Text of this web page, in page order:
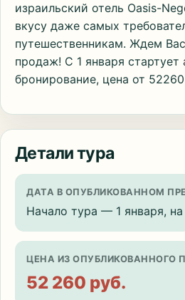
израильский отель Oasis-
вкусу даже самых
путешественникам. Ждем
продаж! С 1 января стартует
бронирование, цена от
Детали тура
ДАТА В ОПУБЛИКОВАННОМ
Начало тура — 1 января,
ЦЕНА ИЗ ОПУБЛИКОВАННОГО
52 260 руб.